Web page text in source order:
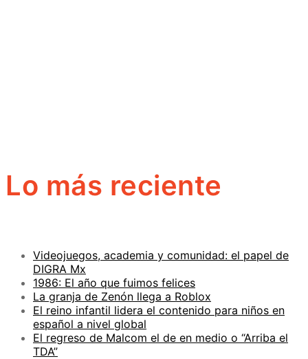
Lo más reciente
Videojuegos, academia y comunidad: el papel de
DIGRA Mx
1986: El año que fuimos felices
La granja de Zenón llega a Roblox
El reino infantil lidera el contenido para niños en
español a nivel global
El regreso de Malcom el de en medio o “Arriba el
TDA”